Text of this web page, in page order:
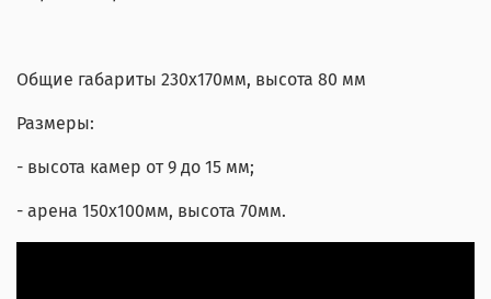
Общие габариты 230х170мм, высота 80 мм
Размеры:
- высота камер от 9 до 15 мм;
- арена 150х100мм, высота 70мм.